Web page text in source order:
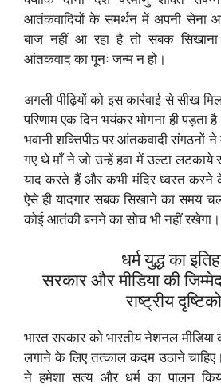
आतंकवादियों के समर्थन में अपनी
बाज नहीं आ रहा है तो सबक सिखाना
आंतकवाद का पूनः जन्म न हो।
अगली पीढ़ियों को इस कार्रवाई से सीख
परिणाम एक दिन भयंकर भोगना ही पड़ता
भवानी शक्तिपीठ पर आंतकवादी संगठनों
गए थे माँ ने जो उन्हें हवा में उल्टा लटकाये
याद करते हैं और कभी मंदिर ध्वस्त करने के
ऐसे ही यादगार सबक सिखाने का समय
कोई आतंकी बनने का सोच भी नहीं रखेगा।
धर्म युद्ध का
सरकार और मीडिया की
राष्ट्रीय
भारत सरकार को भारतीय नेशनल
लगाने के लिए तत्काल कदम उठाने
ने हमेशा सत्य और धर्म का पालन